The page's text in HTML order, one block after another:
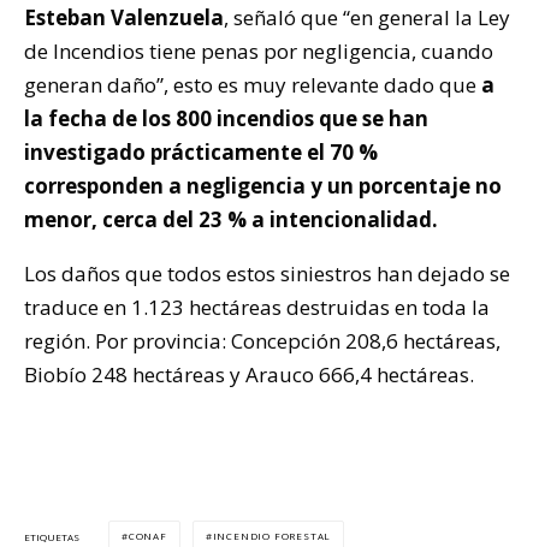
Esteban Valenzuela, señaló que “en general la Ley
de Incendios tiene penas por negligencia, cuando
generan daño”, esto es muy relevante dado que a
la fecha de los 800 incendios que se han
investigado prácticamente el 70 %
corresponden a negligencia y un porcentaje no
menor, cerca del 23 % a intencionalidad.
Los daños que todos estos siniestros han dejado se
traduce en 1.123 hectáreas destruidas en toda la
región. Por provincia: Concepción 208,6 hectáreas,
Biobío 248 hectáreas y Arauco 666,4 hectáreas.
ETIQUETAS CONAF INCENDIO FORESTAL